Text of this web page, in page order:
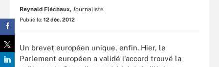
Reynald Fléchaux, Journaliste
Publié le: 12 déc. 2012
Un brevet européen unique, enfin. Hier, le
Parlement européen a validé l'accord trouvé la